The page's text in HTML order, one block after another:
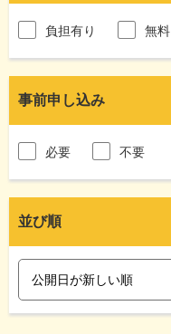
負担有り 無料
事前申し込み
必要 不要
並び順